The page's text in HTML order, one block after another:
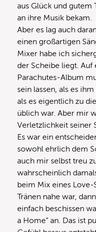
aus Glück und gutem
an ihre Musik bekam.
Aber es lag auch
einen großartigen
Mixer habe ich
der Scheibe liegt.
Parachutes-Album
sein lassen, als es
als es eigentlich zu
üblich war. Aber mir
Verletzlichkeit seiner
Es war ein
sowohl ehrlich dem
auch mir selbst treu
wahrscheinlich
beim Mix eines
Tränen nahe war,
einfach beschissen
a Home” an. Das ist